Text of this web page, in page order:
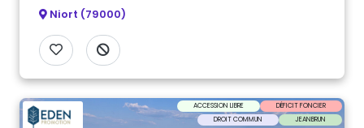
Niort (79000)
ACCESSION LIBRE
DÉFICIT FONCIER
DROIT COMMUN
JEANBRUN